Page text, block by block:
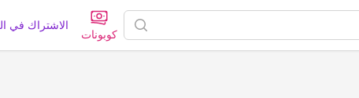
كوبونات
الاشتراك في